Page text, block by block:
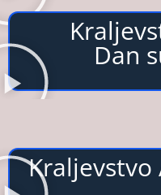
Dan
Kraljevstvo